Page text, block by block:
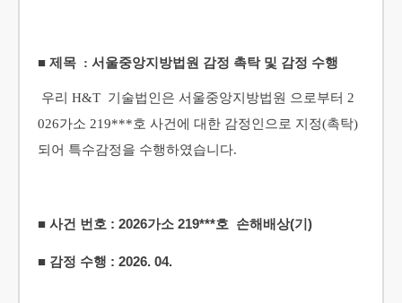
■ 제목 : 서울중앙지방법원 감정 촉탁 및 감정 수행
우리 H&T 기술법인은 서울중앙지방법원 으로부터 2
026가소 219***호 사건에 대한 감정인으로 지정(촉탁)
되어 특수감정을 수행하였습니다.
■ 사건 번호 : 2026가소 219***호 손해배상(기)
■ 감정 수행 : 2026. 04.